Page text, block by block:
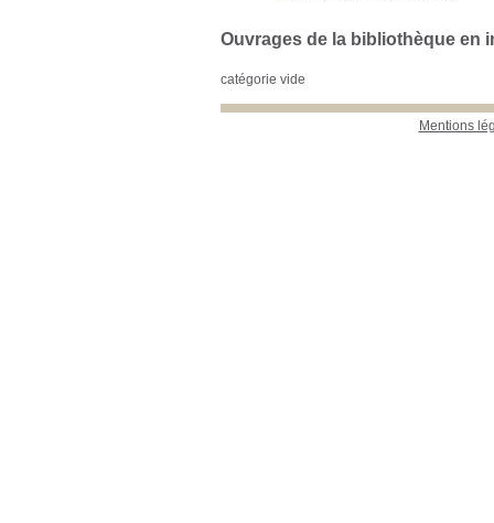
Ouvrages de la bibliothèque en
catégorie vide
Mentions